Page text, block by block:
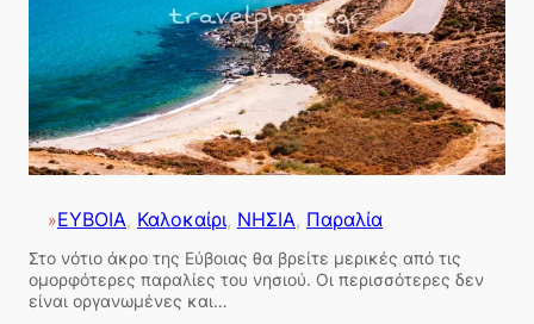
»ΕΥΒΟΙΑ, Καλοκαίρι, ΝΗΣΙΑ, Παραλία
Στο νότιο άκρο της Εύβοιας θα βρείτε μερικές από τις
ομορφότερες παραλίες του νησιού. Οι περισσότερες δεν
είναι οργανωμένες και…